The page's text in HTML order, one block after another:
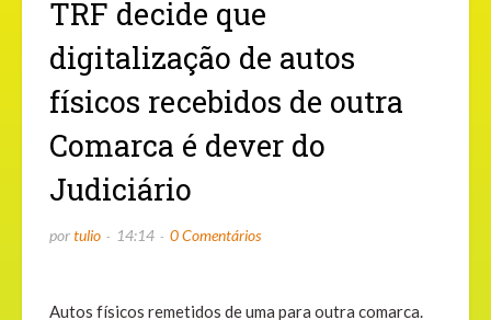
TRF decide que
digitalização de autos
físicos recebidos de outra
Comarca é dever do
Judiciário
portulio 14:14 0 Comentários
Autos físicos remetidos de uma para outra comarca.